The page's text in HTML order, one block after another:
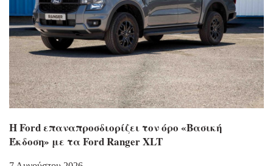
Η Ford επαναπροσδιορίζει τον όρο «Βασική
Έκδοση» με τα Ford Ranger XLT